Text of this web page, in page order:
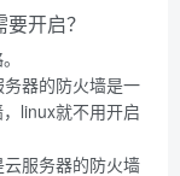
开启？
器的防火墙是一
linux就不用开启
服务器的防火墙